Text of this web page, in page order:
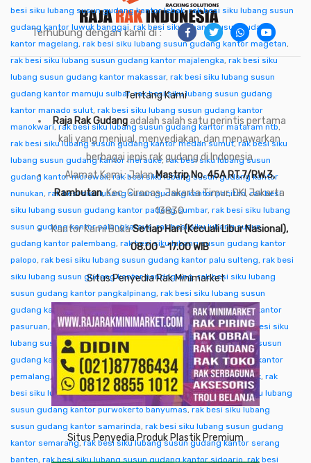
besi siku lubang susun gudang kantor lebak,rak besi siku lubang susun
gudang kantor luwuk banggai, rak besi siku lubang susun gudang
kantor magelang, rak besi siku lubang susun gudang kantor magetan,
rak besi siku lubang susun gudang kantor majalengka, rak besi siku
lubang susun gudang kantor makassar, rak besi siku lubang susun
gudang kantor mamuju sulbar,rak besi siku lubang susun gudang
kantor manado sulut, rak besi siku lubang susun gudang kantor
manokwari,rak besi siku lubang susun gudang kantor mataram ntb,
rak besi siku lubang susun gudang kantor medan sumut,rak besi siku
lubang susun gudang kantor merauke,rak besi siku lubang susun
gudang kantor morowali,rak besi siku lubang susun gudang kantor
nunukan, rak besi siku lubang susun gudang kantor pacitan,rak besi
siku lubang susun gudang kantor padang sumbar, rak besi siku lubang
susun gudang kantor palangkaraya,rak besi siku lubang susun
gudang kantor palembang, rak besi siku lubang susun gudang kantor
palopo, rak besi siku lubang susun gudang kantor palu sulteng, rak besi
siku lubang susun gudang kantor pandeglang,rak besi siku lubang
susun gudang kantor pangkalpinang, rak besi siku lubang susun
gudang kantor pare-pare
rak besi siku lubang susun gudang kantor
pasuruan, rak besi siku lubang susun gudang kantor pati,rak besi siku
lubang susun gudang kantor pekalongan
rak besi siku lubang susun
gudang kantor pekanbaru,rak besi siku lubang susun gudang kantor
pemalang, rak besi siku lubang susun gudang kantor pontianak, rak
besi siku lubang susun gudang kantor purwakarta,rak besi siku lubang
susun gudang kantor purwokerto banyumas, rak besi siku lubang
susun gudang kantor samarinda, rak besi siku lubang susun gudang
kantor semarang,rak besi siku lubang susun gudang kantor serang
banten, rak besi siku lubang susun gudang kantor sidoarjo,rak besi
Terhubung dengan kami di :
Tentang Kami
Raja Rak Gudangadalah salah satu perintis pertama
kali yang menjual, menyediakan, dan menawarkan
berbagai jenis rak gudang di Indonesia
Alamat Kami : JalanMastrip No. 45A RT.7/RW.3,
Rambutan, Kec. Ciracas, Jakarta Timur, DKI Jakarta
13830
Kantor Kami BukaSetiap Hari (Kecuali Libur Nasional),
08.00 – 17.00 WIB
Situs Penyedia Rak Minimarket
Situs Penyedia Produk Plastik Premium